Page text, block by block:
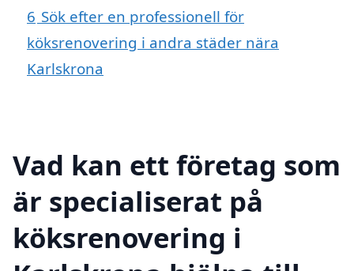
6 Sök efter en professionell för
köksrenovering i andra städer nära
Karlskrona
Vad kan ett företag som
är specialiserat på
köksrenovering i